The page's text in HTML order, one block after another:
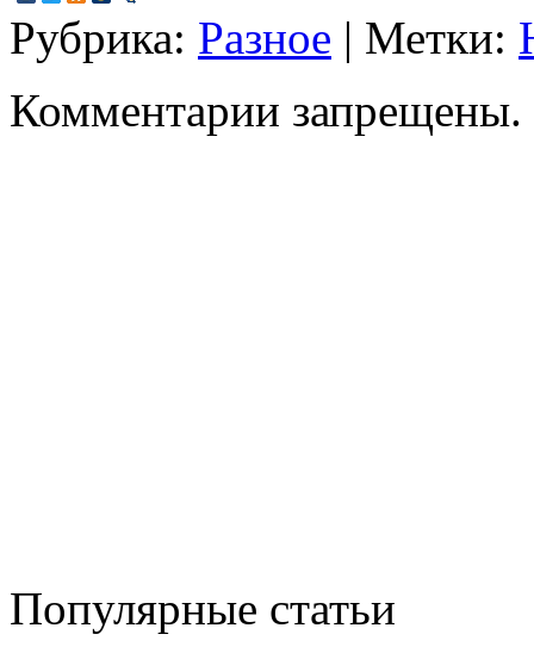
Рубрика: Разное | Метки:
Комментарии запрещены.
Популярные статьи